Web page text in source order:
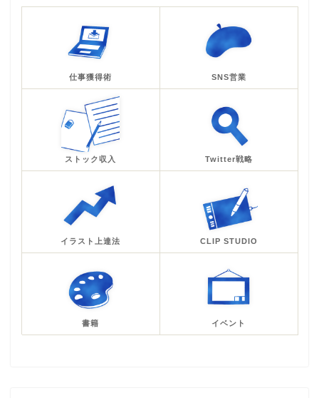
仕事獲得術 SNS営業
ストック収入 Twitter戦略
イラスト上達法 CLIP STUDIO
書籍 イベント